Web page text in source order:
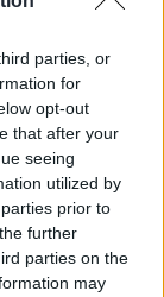
parties, or
for
opt-out
that after your
seeing
utilized by
prior to
further
parties on the
may
πολύ
του